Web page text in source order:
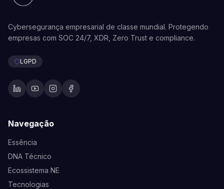
Cybersegurança empresarial de classe mundial. Protegendo
empresas com SOC 24/7, XDR, Zero Trust e compliance.
LGPD
Navegação
Essência
DNA Técnico
Ecossistema NE
Tecnologias